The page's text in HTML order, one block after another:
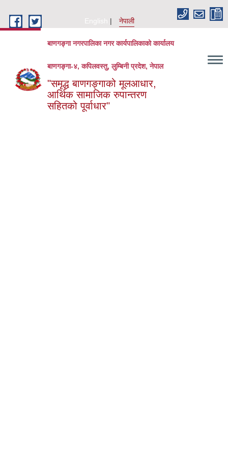
English
नेपाली
बाणगङ्गा नगरपालिका नगर कार्यपालिकाको कार्यालय
बाणगङ्गा-४, कपिलवस्तु, लुम्बिनी प्रदेश, नेपाल
"समृद्ध बाणगङ्गाको मूलआधार,
आर्थिक सामाजिक रुपान्तरण
सहितको पूर्वाधार"